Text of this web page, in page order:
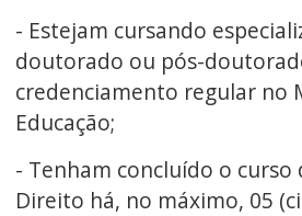
- Estejam cursando
doutorado ou pós-
credenciamento regular no
Educação;
- Tenham concluído o curso
Direito há, no máximo, 05